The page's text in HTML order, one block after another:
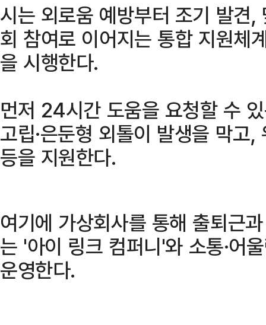
시는 외로움 예방부터 조기 발견
회 참여로 이어지는 통합 지원체
을 시행한다.
먼저 24시간 도움을 요청할 수
고립·은둔형 외톨이 발생을 막고
등을 지원한다.
여기에 가상회사를 통해 출퇴근
는 '아이 링크 컴퍼니'와 소통·어
운영한다.